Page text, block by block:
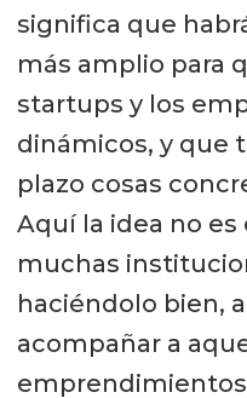
significa que
más amplio para
startups y los
dinámicos, y que
plazo cosas
Aquí la idea no es
muchas
haciéndolo bien,
acompañar a